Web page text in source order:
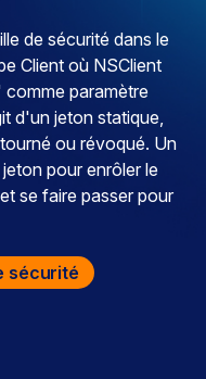
de sécurité dans le
Client où NSClient
paramètre
d'un jeton statique,
ou révoqué. Un
pour enrôler le
se faire passer pour
sécurité